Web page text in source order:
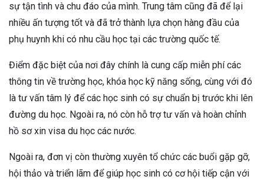
sự tận tình và chu đáo của mình. Trung tâm cũng đã để lại
nhiều ấn tượng tốt và đã trở thành lựa chọn hàng đầu của
phụ huynh khi có nhu cầu học tại các trường quốc tế.
Điểm đặc biệt của nơi đây chính là cung cấp miễn phí các
thông tin về trường học, khóa học kỹ năng sống, cùng với đó
là tư vấn tâm lý để các học sinh có sự chuẩn bị trước khi lên
đường du học. Ngoài ra, nó còn hỗ trợ tư vấn và hoàn chỉnh
hồ sơ xin visa du học các nước.
Ngoài ra, đơn vị còn thường xuyên tổ chức các buổi gặp gỡ,
hội thảo và triển lãm để giúp học sinh có cơ hội tiếp cận với